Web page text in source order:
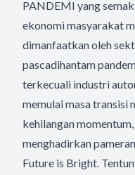
PANDEMI yang
ekonomi masyarakat
dimanfaatkan oleh
pascadihantam
terkecuali industri
memulai masa transisi
kehilangan
menghadirkan
Future is Bright.